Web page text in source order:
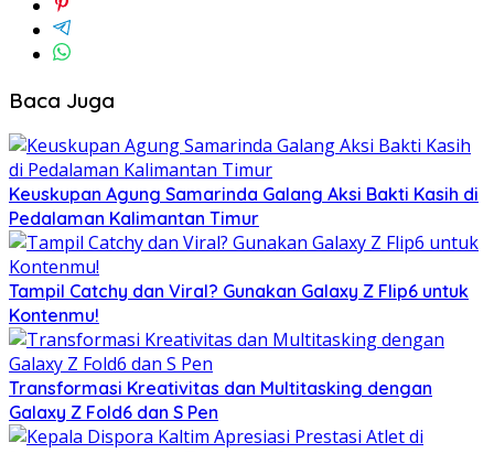
Baca Juga
Keuskupan Agung Samarinda Galang Aksi Bakti Kasih di
Pedalaman Kalimantan Timur
Tampil Catchy dan Viral? Gunakan Galaxy Z Flip6 untuk
Kontenmu!
Transformasi Kreativitas dan Multitasking dengan
Galaxy Z Fold6 dan S Pen